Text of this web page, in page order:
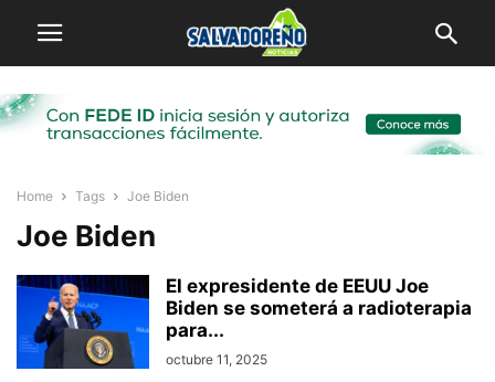
Home Tags Joe Biden
Joe Biden
El expresidente de EEUU Joe
Biden se someterá a radioterapia
para...
octubre 11, 2025